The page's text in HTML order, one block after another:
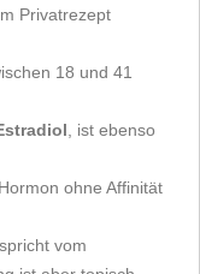
Privatrezept
18 und 41
, ist ebenso
ohne Affinität
vom